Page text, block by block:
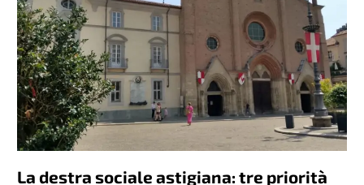
La destra sociale astigiana: tre priorità